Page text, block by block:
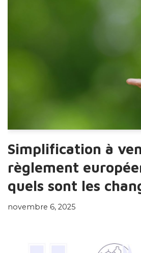
Simplification à
règlement
quels sont les
novembre 6, 2025